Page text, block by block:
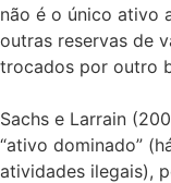
não é o único ativo
outras reservas de
trocados por outro
Sachs e Larrain
“ativo dominado”
atividades ilegais),